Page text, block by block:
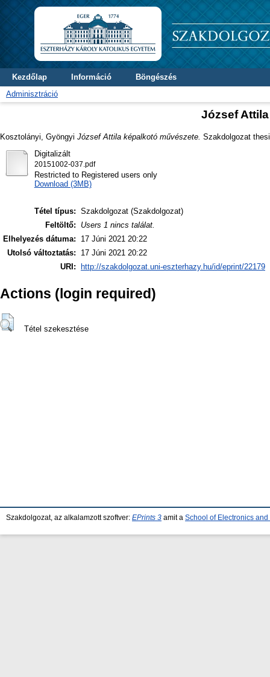
Kezdőlap Információ
Böngészés
Adminisztráció
József
Kosztolányi, Gyöngyi József Attila képalkotó művészete. Szakdolgozat
Digitalizált
20151002-037.pdf
Restricted to Registered users only
Download (3MB)
Tétel típus: Szakdolgozat (Szakdolgozat)
Feltöltő:
Users 1 nincs találat.
Elhelyezés dátuma:
17 Júni 2021 20:22
Utolsó változtatás:
17 Júni 2021 20:22
URI:
http://szakdolgozat.uni-eszterhazy.hu/id/eprint/22179
Actions (login required)
Tétel szekesztése
Szakdolgozat, az alkalamzott szoftver: EPrints 3 amit a School of Electronics